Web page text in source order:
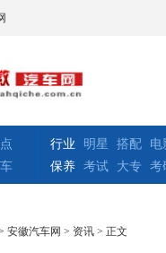
行业 明星 搭配
电
保养 考试 大专 考
安徽汽车网 > 资讯 > 正文